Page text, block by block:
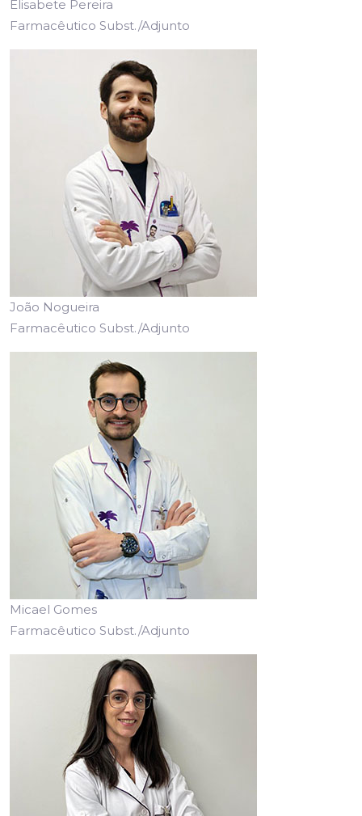
Elisabete Pereira
Farmacêutico Subst./Adjunto
João Nogueira
Farmacêutico Subst./Adjunto
Micael Gomes
Farmacêutico Subst./Adjunto